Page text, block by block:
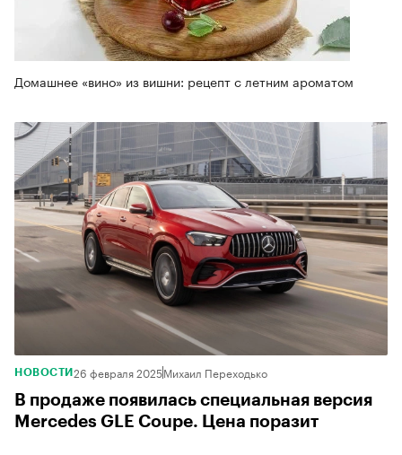
Домашнее «вино» из вишни: рецепт с летним ароматом
НОВОСТИ 26 февраля 2025Михаил Переходько
В продаже появилась специальная версия
Mercedes GLE Coupe. Цена поразит